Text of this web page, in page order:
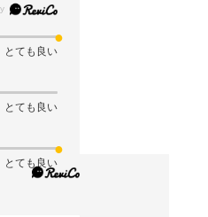
とても良い
とても良い
とても良い